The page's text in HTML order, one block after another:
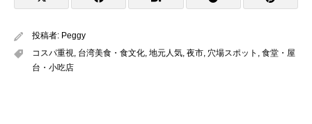
投稿者: Peggy
コスパ重視, 台湾美食・食文化, 地元人気, 夜市, 穴場スポット , 食堂・屋
台・小吃店